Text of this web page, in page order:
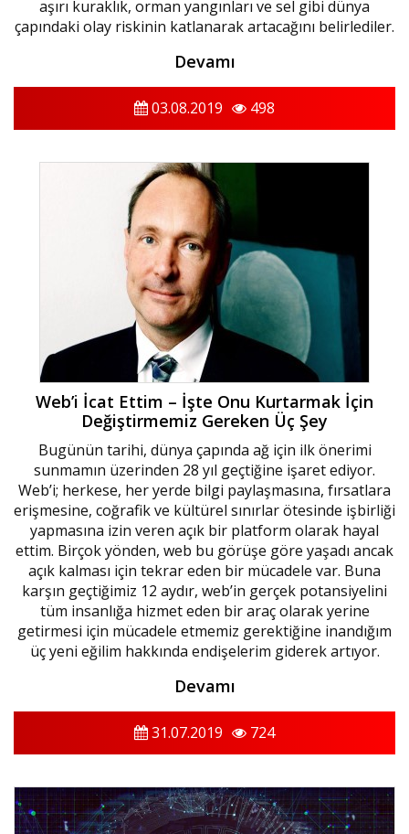
aşırı kuraklık, orman yangınları ve sel gibi dünya
çapındaki olay riskinin katlanarak artacağını belirlediler.
Devamı
03.08.2019 498
Web’i İcat Ettim – İşte Onu Kurtarmak İçin
Değiştirmemiz Gereken Üç Şey
Bugünün tarihi, dünya çapında ağ için ilk önerimi
sunmamın üzerinden 28 yıl geçtiğine işaret ediyor.
Web’i; herkese, her yerde bilgi paylaşmasına, fırsatlara
erişmesine, coğrafik ve kültürel sınırlar ötesinde işbirliği
yapmasına izin veren açık bir platform olarak hayal
ettim. Birçok yönden, web bu görüşe göre yaşadı ancak
açık kalması için tekrar eden bir mücadele var. Buna
karşın geçtiğimiz 12 aydır, web’in gerçek potansiyelini
tüm insanlığa hizmet eden bir araç olarak yerine
getirmesi için mücadele etmemiz gerektiğine inandığım
üç yeni eğilim hakkında endişelerim giderek artıyor.
Devamı
31.07.2019 724